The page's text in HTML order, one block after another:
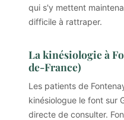
qui s'y mettent
difficile à rattraper.
La kinésiologie à
de-France)
Les patients de
kinésiologue le font sur
directe de consulter.